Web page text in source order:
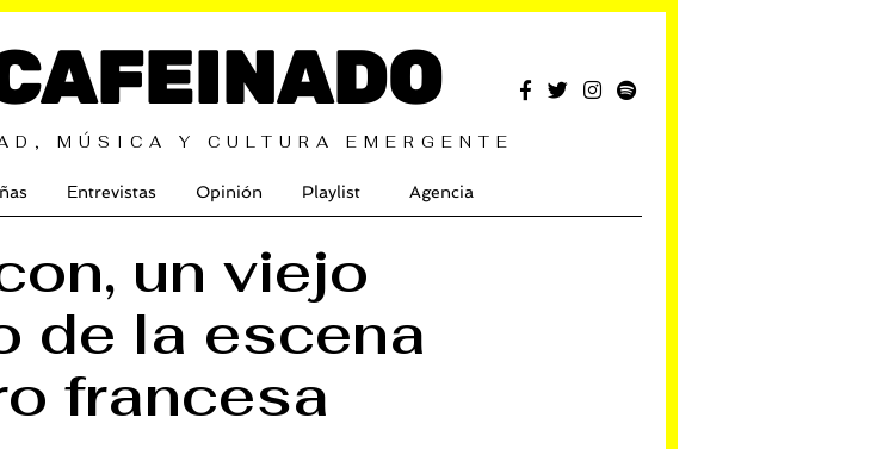
MÚSICA Y CULTURA EMERGENTE
Entrevistas Opinión Playlist Agencia
un viejo
de la escena
francesa